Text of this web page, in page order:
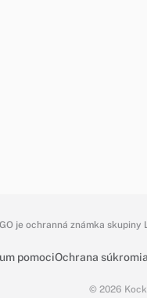
je ochranná známka
pomociOchrana súkromia
© 2026